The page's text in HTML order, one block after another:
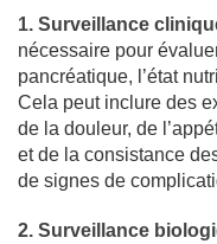
1. Surveillance
nécessaire pour
pancréatique, l’état
Cela peut inclure des
de la douleur, de
et de la consistance
de signes de
2. Surveillance